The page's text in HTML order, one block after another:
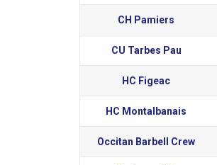
CH Pamiers
CU Tarbes Pau
HC Figeac
HC Montalbanais
Occitan Barbell Crew